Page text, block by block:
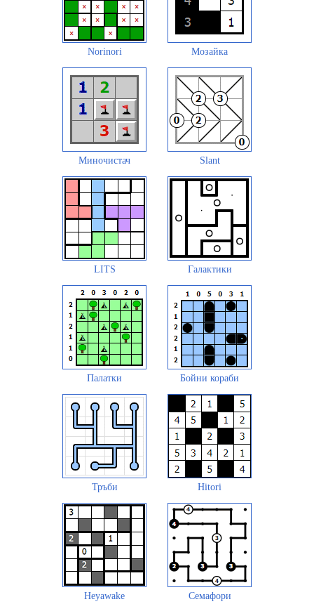
Norinori Мозайка
Миночистач Slant
LITS Галактики
Палатки Бойни кораби
Тръби Hitori
Heyawake Семафори